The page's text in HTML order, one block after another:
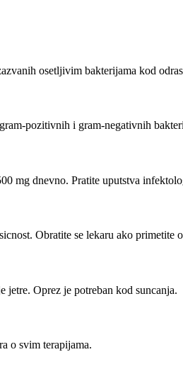
osetljivim bakterijama kod
pozitivnih i gram-negativnih
mg dnevno. Pratite uputstva
Obratite se lekaru ako primetite
Oprez je potreban kod suncanja.
o svim terapijama.